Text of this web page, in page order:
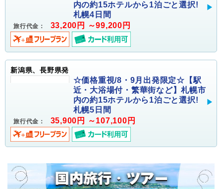
内の約15ホテルから1泊ごと選択!
札幌4日間
旅行代金： 33,200円 ～99,200円
新潟県、長野県発
☆価格重視/8・9月出発限定☆【駅
近・大浴場付・繁華街など】札幌市
内の約15ホテルから1泊ごと選択!
札幌5日間
旅行代金： 35,900円 ～107,100円